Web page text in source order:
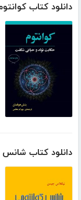
دانلود کتاب
دانلود کتاب شانس